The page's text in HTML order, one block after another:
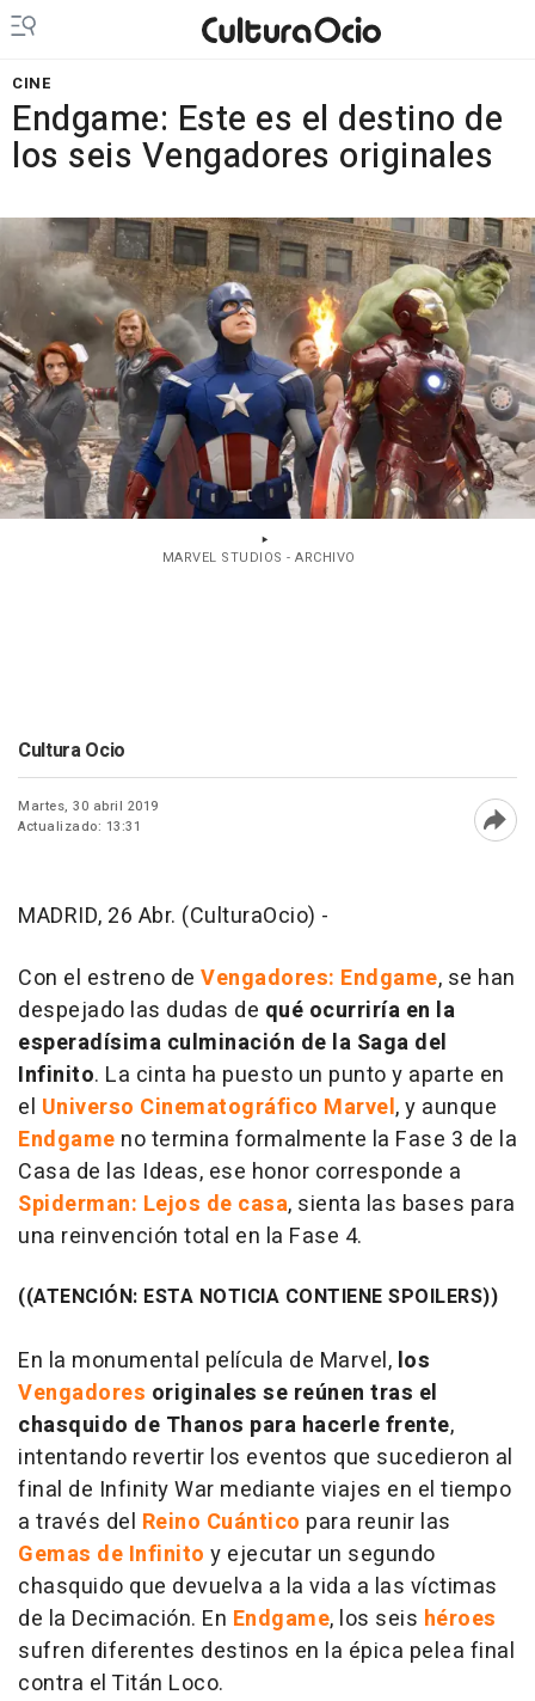
CINE
Endgame: Este es el destino de
los seis Vengadores originales
MARVEL STUDIOS - ARCHIVO
Cultura Ocio
Martes, 30 abril 2019
Actualizado: 13:31
MADRID, 26 Abr. (CulturaOcio) -
Con el estreno de Vengadores: Endgame, se han
despejado las dudas de qué ocurriría en la
esperadísima culminación de la Saga del
Infinito. La cinta ha puesto un punto y aparte en
el Universo Cinematográfico Marvel, y aunque
Endgame no termina formalmente la Fase 3 de la
Casa de las Ideas, ese honor corresponde a
Spiderman: Lejos de casa, sienta las bases para
una reinvención total en la Fase 4.
((ATENCIÓN: ESTA NOTICIA CONTIENE SPOILERS))
En la monumental película de Marvel, los
Vengadores originales se reúnen tras el
chasquido de Thanos para hacerle frente,
intentando revertir los eventos que sucedieron al
final de Infinity War mediante viajes en el tiempo
a través del Reino Cuántico para reunir las
Gemas de Infinito y ejecutar un segundo
chasquido que devuelva a la vida a las víctimas
de la Decimación. En Endgame, los seis héroes
sufren diferentes destinos en la épica pelea final
contra el Titán Loco.